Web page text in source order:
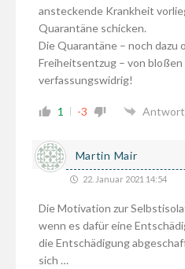
ansteckende Krankheit
Quarantäne schicken.
Die Quarantäne – noch dazu
Freiheitsentzug – von
verfassungswidrig!
1 -3
Martin Mair
22. Januar 2021 14:54
Die Motivation zur
wenn es dafür eine
die Entschädigung
sich …